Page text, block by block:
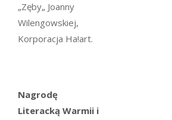
„Zęby„ Joanny
Wilengowskiej,
Korporacja Ha!art.
Nagrodę
Literacką Warmii i